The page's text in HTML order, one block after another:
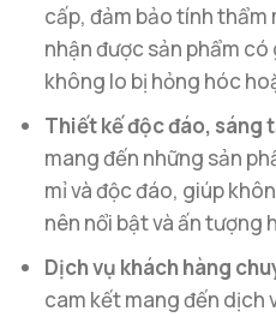
cấp, đảm bảo tính thẩm
nhận được sản phẩm
không lo bị hỏng hóc
Thiết kế độc đáo, sáng
mang đến những sản
mỉ và độc đáo, giúp
nên nổi bật và ấn tượng
Dịch vụ khách hàng
cam kết mang đến dịch